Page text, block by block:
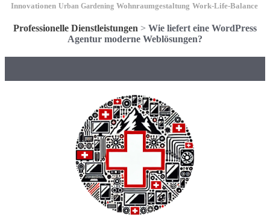
Innovationen Urban Gardening Wohnraumgestaltung Work-Life-Balance
Professionelle Dienstleistungen > Wie liefert eine WordPress
Agentur moderne Weblösungen?